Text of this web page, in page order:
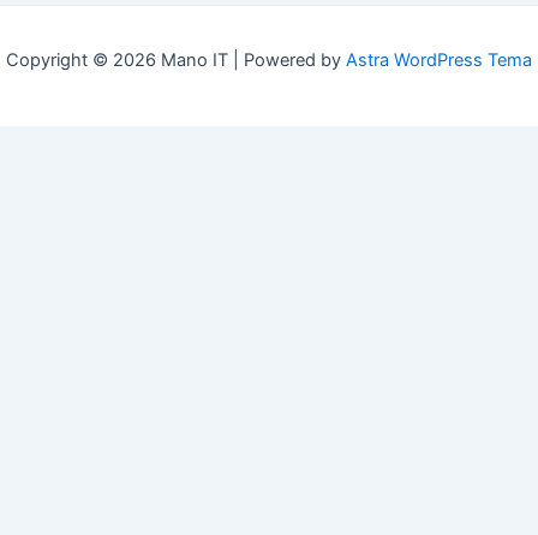
Copyright © 2026 Mano IT | Powered by Astra WordPress Tema